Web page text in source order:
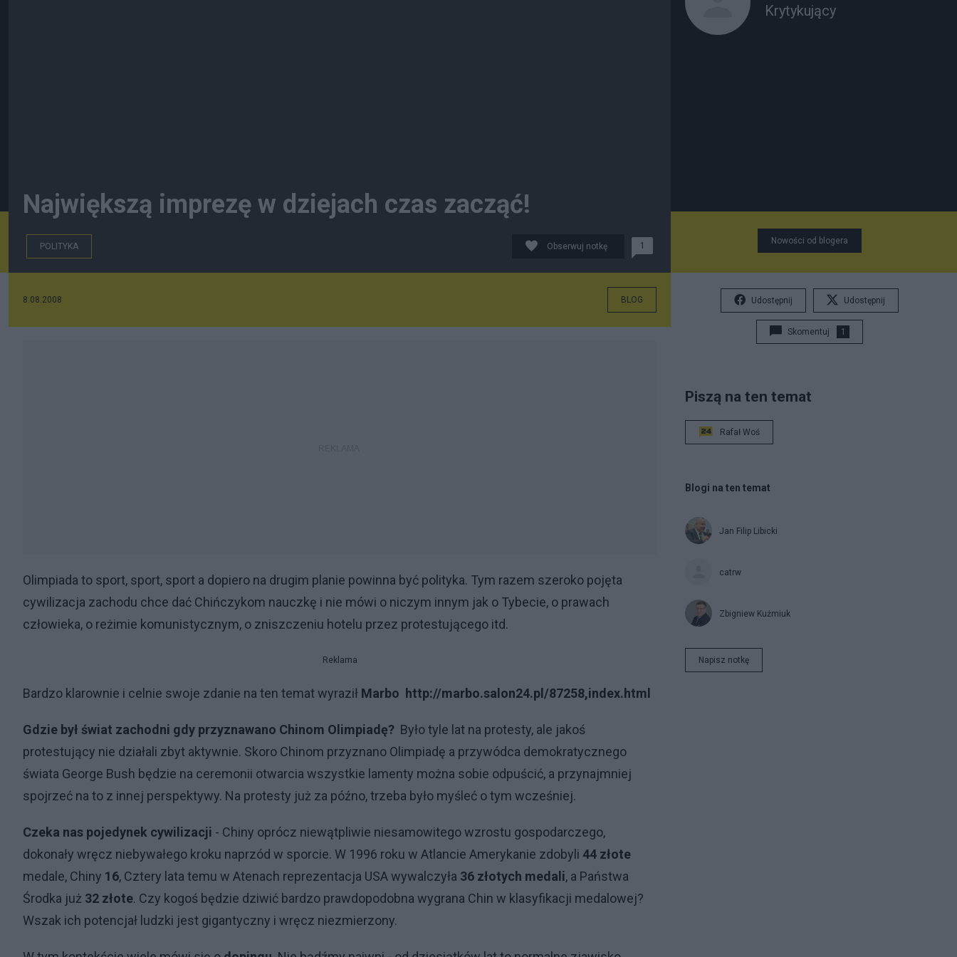
Największą imprezę w dziejach czas zacząć!
POLITYKA Obserwuj notkę 1
8.08.2008 BLOG
Olimpiada to sport, sport, sport a dopiero na drugim planie powinna być polityka. Tym razem szeroko pojęta
cywilizacja zachodu chce dać Chińczykom nauczkę i nie mówi o niczym innym jak o Tybecie, o prawach
człowieka, o reżimie komunistycznym, o zniszczeniu hotelu przez protestującego itd.
Reklama
Bardzo klarownie i celnie swoje zdanie na ten temat wyraził Marbo http://marbo.salon24.pl/87258,index.html
Gdzie był świat zachodni gdy przyznawano Chinom Olimpiadę? Było tyle lat na protesty, ale jakoś
protestujący nie działali zbyt aktywnie. Skoro Chinom przyznano Olimpiadę a przywódca demokratycznego
świata George Bush będzie na ceremonii otwarcia wszystkie lamenty można sobie odpuścić, a przynajmniej
spojrzeć na to z innej perspektywy. Na protesty już za późno, trzeba było myśleć o tym wcześniej.
Czeka nas pojedynek cywilizacji - Chiny oprócz niewątpliwie niesamowitego wzrostu gospodarczego,
dokonały wręcz niebywałego kroku naprzód w sporcie. W 1996 roku w Atlancie Amerykanie zdobyli 44 złote
medale, Chiny 16, Cztery lata temu w Atenach reprezentacja USA wywalczyła 36 złotych medali, a Państwa
Środka już 32 złote. Czy kogoś będzie dziwić bardzo prawdopodobna wygrana Chin w klasyfikacji medalowej?
Wszak ich potencjał ludzki jest gigantyczny i wręcz niezmierzony.
Krytykujący
Nowości od blogera
Udostępnij Udostępnij
Skomentuj 1
Piszą na ten temat
Rafał Woś
Blogi na ten temat
Jan Filip Libicki
catrw
Zbigniew Kuźmiuk
Napisz notkę